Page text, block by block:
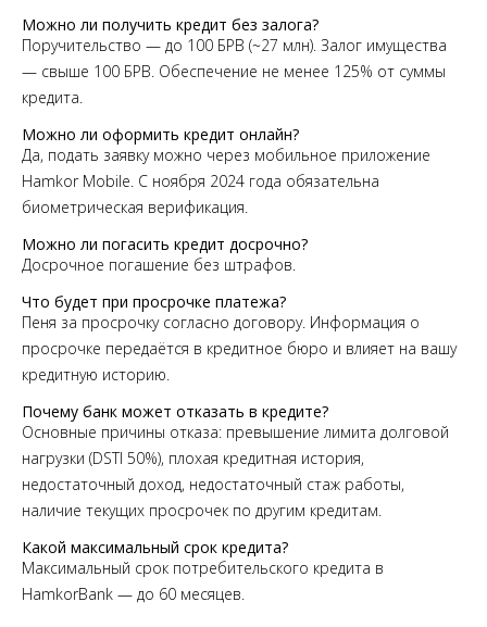
Можно ли получить кредит без залога?
Поручительство — до 100 БРВ (~27 млн). Залог имущества
— свыше 100 БРВ. Обеспечение не менее 125% от суммы
кредита.
Можно ли оформить кредит онлайн?
Да, подать заявку можно через мобильное приложение
Hamkor Mobile. С ноября 2024 года обязательна
биометрическая верификация.
Можно ли погасить кредит досрочно?
Досрочное погашение без штрафов.
Что будет при просрочке платежа?
Пеня за просрочку согласно договору. Информация о
просрочке передаётся в кредитное бюро и влияет на вашу
кредитную историю.
Почему банк может отказать в кредите?
Основные причины отказа: превышение лимита долговой
нагрузки (DSTI 50%), плохая кредитная история,
недостаточный доход, недостаточный стаж работы,
наличие текущих просрочек по другим кредитам.
Какой максимальный срок кредита?
Максимальный срок потребительского кредита в
HamkorBank — до 60 месяцев.